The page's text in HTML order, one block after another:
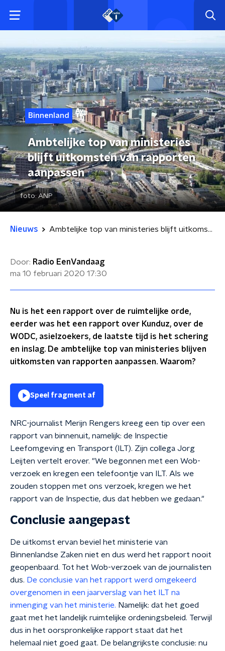
Binnenland
Ambtelijke top van ministeries
blijft uitkomsten van rapporten
aanpassen
foto: ANP
Nieuws Ambtelijke top van ministeries blijft uitkomsten van rapporten aanpassen
Door: Radio EenVandaag
ma 10 februari 2020 17:30
Nu is het een rapport over de ruimtelijke orde,
eerder was het een rapport over Kunduz, over de
WODC, asielzoekers, de laatste tijd is het schering
en inslag. De ambtelijke top van ministeries blijven
uitkomsten van rapporten aanpassen. Waarom?
Speel fragment af
NRC-journalist Merijn Rengers kreeg een tip over een
rapport van binnenuit, namelijk: de Inspectie
Leefomgeving en Transport (ILT). Zijn collega Jorg
Leijten vertelt erover. "We begonnen met een Wob-
verzoek en kregen een telefoontje van ILT. Als we
zouden stoppen met ons verzoek, kregen we het
rapport van de Inspectie, dus dat hebben we gedaan."
Conclusie aangepast
De uitkomst ervan beviel het ministerie van
Binnenlandse Zaken niet en dus werd het rapport nooit
geopenbaard. Tot het Wob-verzoek van de journalisten
dus. De conclusie van het rapport werd omgekeerd
overgenomen in een jaarverslag van het ILT na
inmenging van het ministerie. Namelijk: dat het goed
gaat met het landelijk ruimtelijke ordeningsbeleid. Terwijl
dus in het oorspronkelijke rapport staat dat het
helemaal niet goed gaat. De belangrijkste conclusie: nu